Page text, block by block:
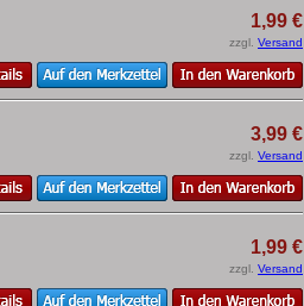
1,99 €
zzgl. Versand
3,99 €
zzgl. Versand
1,99 €
zzgl. Versand